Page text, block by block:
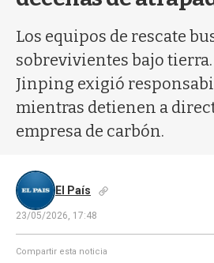
Los equipos de rescate
sobrevivientes bajo
Jinping exigió
mientras detienen a
empresa de carbón.
El País
23/05/2026, 17:48
Compartir esta noticia